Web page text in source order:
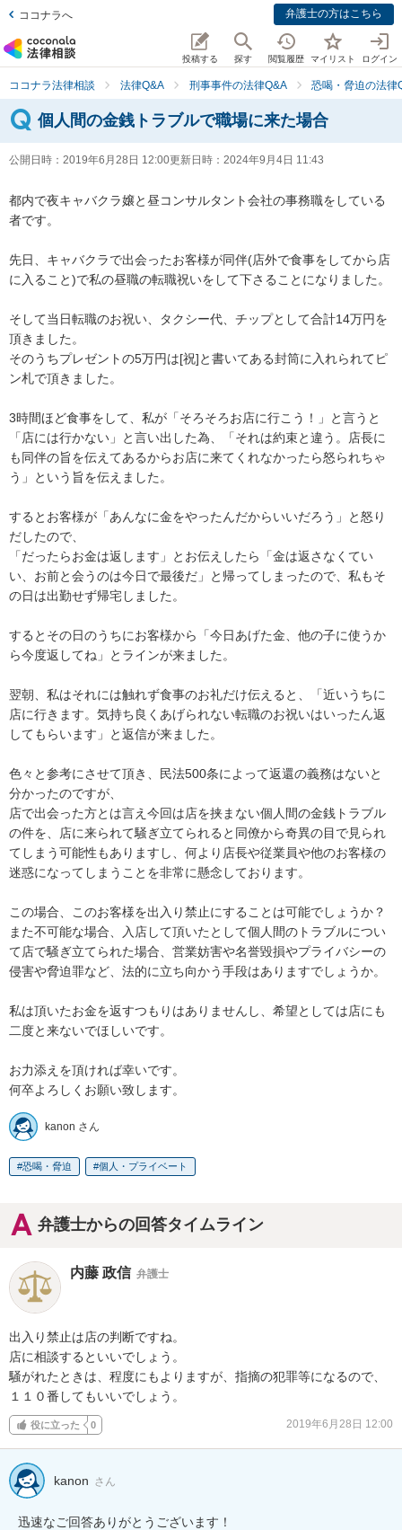
ココナラへ 弁護士の方はこちら
投稿する 探す 閲覧履歴 マイリスト ログイン
ココナラ法律相談 法律Q&A 刑事事件の法律Q&A 恐喝・脅迫の法律
個人間の金銭トラブルで職場に来た場合
公開日時： 2019年6月28日 12:00更新日時： 2024年9月4日 11:43
都内で夜キャバクラ嬢と昼コンサルタント会社の事務職をしている
者です。
先日、キャバクラで出会ったお客様が同伴(店外で食事をしてから店
に入ること)で私の昼職の転職祝いをして下さることになりました。
そして当日転職のお祝い、タクシー代、チップとして合計14万円を
頂きました。
そのうちプレゼントの5万円は[祝]と書いてある封筒に入れられてピ
ン札で頂きました。
3時間ほど食事をして、私が「そろそろお店に行こう！」と言うと
「店には行かない」と言い出した為、「それは約束と違う。店長に
も同伴の旨を伝えてあるからお店に来てくれなかったら怒られちゃ
う」という旨を伝えました。
するとお客様が「あんなに金をやったんだからいいだろう」と怒り
だしたので、
「だったらお金は返します」とお伝えしたら「金は返さなくてい
い、お前と会うのは今日で最後だ」と帰ってしまったので、私もそ
の日は出勤せず帰宅しました。
するとその日のうちにお客様から「今日あげた金、他の子に使うか
ら今度返してね」とラインが来ました。
翌朝、私はそれには触れず食事のお礼だけ伝えると、「近いうちに
店に行きます。気持ち良くあげられない転職のお祝いはいったん返
してもらいます」と返信が来ました。
色々と参考にさせて頂き、民法500条によって返還の義務はないと
分かったのですが、
店で出会った方とは言え今回は店を挟まない個人間の金銭トラブル
の件を、店に来られて騒ぎ立てられると同僚から奇異の目で見られ
てしまう可能性もありますし、何より店長や従業員や他のお客様の
迷惑になってしまうことを非常に懸念しております。
この場合、このお客様を出入り禁止にすることは可能でしょうか？
また不可能な場合、入店して頂いたとして個人間のトラブルについ
て店で騒ぎ立てられた場合、営業妨害や名誉毀損やプライバシーの
侵害や脅迫罪など、法的に立ち向かう手段はありますでしょうか。
私は頂いたお金を返すつもりはありませんし、希望としては店にも
二度と来ないでほしいです。
お力添えを頂ければ幸いです。
何卒よろしくお願い致します。
kanon さん
恐喝・脅迫 個人・プライベート
弁護士からの回答タイムライン
内藤 政信 弁護士
出入り禁止は店の判断ですね。
店に相談するといいでしょう。
騒がれたときは、程度にもよりますが、指摘の犯罪等になるので、
１１０番してもいいでしょう。
役に立った 0 2019年6月28日 12:00
kanon さん
迅速なご回答ありがとうございます！